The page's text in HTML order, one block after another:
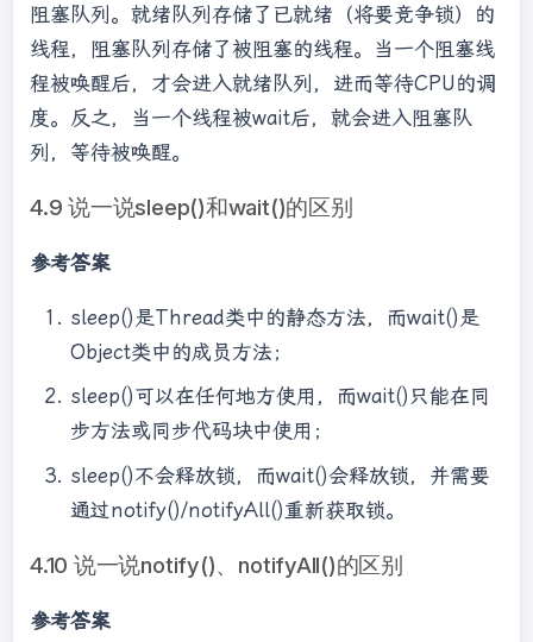
阻塞队列。就绪队列存储了已就绪（将要竞争锁）的
线程，阻塞队列存储了被阻塞的线程。当一个阻塞线
程被唤醒后，才会进入就绪队列，进而等待CPU的调
度。反之，当一个线程被wait后，就会进入阻塞队
列，等待被唤醒。
4.9 说一说sleep()和wait()的区别
参考答案
sleep()是Thread类中的静态方法，而wait()是
Object类中的成员方法；
sleep()可以在任何地方使用，而wait()只能在同
步方法或同步代码块中使用；
sleep()不会释放锁，而wait()会释放锁，并需要
通过notify()/notifyAll()重新获取锁。
4.10 说一说notify()、notifyAll()的区别
参考答案